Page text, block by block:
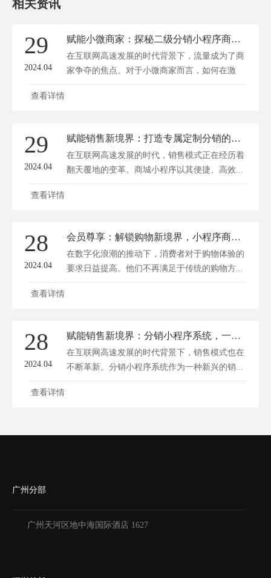
相关资讯
29
2024.04
赋能小微商家：探秘二级分销小程序商城的流量变现之路
在互联网高速发展的时代背景下，流量成为了商
家争夺的焦点。对于小微商家而言，如何在激
烈...
查看详情
29
2024.04
赋能销售新境界：打造专属定制分销的商城小程序秘籍
在互联网高速发展的时代，销售模式正在经历着
翻天覆地的变革。商城小程序以其便捷、高效...
查看详情
28
2024.04
会员尊享：解锁购物新境界，小程序商城特权体验
在数字化浪潮的推动下，消费者对于购物体验的
要求日益提高。他们不再满足于传统的购物方...
查看详情
28
2024.04
赋能销售新境界：分销小程序系统，一键启动成交浪潮！
在互联网高速发展的时代背景下，销售模式也在
不断革新。分销小程序系统作为一种新兴的销...
查看详情
广州分部
广州天河区地中海国际酒店 1627